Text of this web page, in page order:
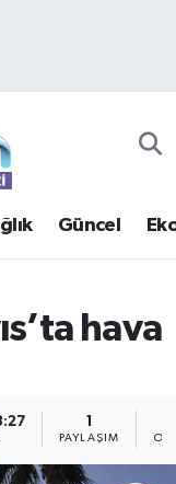
Güncel
hava
1
PAYLAŞIM